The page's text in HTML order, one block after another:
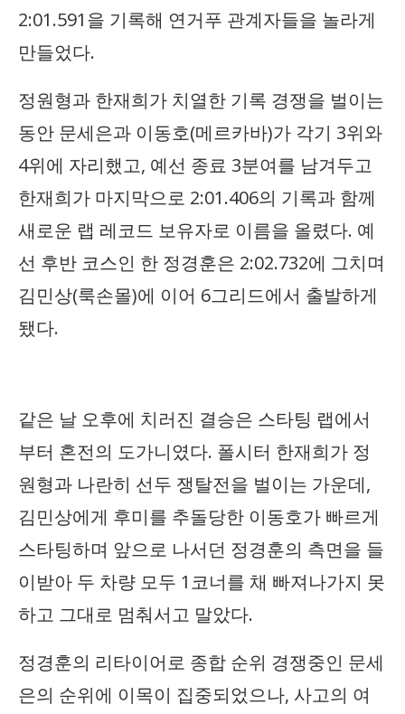
2:01.591을 기록해 연거푸 관계자들을 놀라게
만들었다.
정원형과 한재희가 치열한 기록 경쟁을 벌이는
동안 문세은과 이동호(메르카바)가 각기 3위와
4위에 자리했고, 예선 종료 3분여를 남겨두고
한재희가 마지막으로 2:01.406의 기록과 함께
새로운 랩 레코드 보유자로 이름을 올렸다. 예
선 후반 코스인 한 정경훈은 2:02.732에 그치며
김민상(룩손몰)에 이어 6그리드에서 출발하게
됐다.
같은 날 오후에 치러진 결승은 스타팅 랩에서
부터 혼전의 도가니였다. 폴시터 한재희가 정
원형과 나란히 선두 쟁탈전을 벌이는 가운데,
김민상에게 후미를 추돌당한 이동호가 빠르게
스타팅하며 앞으로 나서던 정경훈의 측면을 들
이받아 두 차량 모두 1코너를 채 빠져나가지 못
하고 그대로 멈춰서고 말았다.
정경훈의 리타이어로 종합 순위 경쟁중인 문세
은의 순위에 이목이 집중되었으나, 사고의 여